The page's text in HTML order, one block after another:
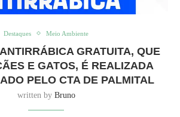
Destaques Meio Ambiente
GRATUITA, QUE
E GATOS, É REALIZADA
PELO CTA DE PALMITAL
written by Bruno